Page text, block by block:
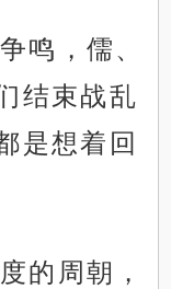
鸣，儒、
结束战乱
是想着回
的周朝，